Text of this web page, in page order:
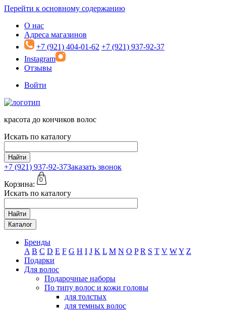
Перейти к основному содержанию
О нас
Адреса магазинов
+7 (921) 404-01-62 +7 (921) 937-92-37
Instagram
Отзывы
Войти
красота до кончиков волос
Искать по каталогу
Найти
+7 (921) 937-92-37Заказать звонок
Корзина:
0
Искать по каталогу
Найти
Каталог
Бренды
A B C D E F G H I J K L M N O P R S T V WY Z
Подарки
Для волос
Подарочные наборы
По типу волос и кожи головы
для толстых
для темных волос